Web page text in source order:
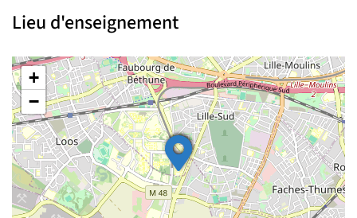
Lieu d'enseignement
+
−